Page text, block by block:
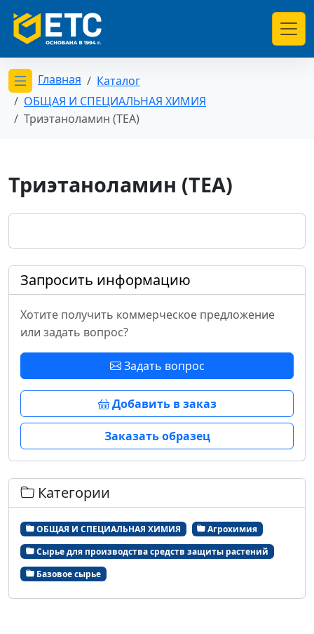
Открыть меню категорий
Главная
Каталог
ОБЩАЯ И СПЕЦИАЛЬНАЯ ХИМИЯ
Триэтаноламин (ТЕА)
Триэтаноламин (ТЕА)
Запросить информацию
Хотите получить коммерческое предложение
или задать вопрос?
Задать вопрос
Добавить в заказ
Заказать образец
Категории
ОБЩАЯ И СПЕЦИАЛЬНАЯ ХИМИЯ
Агрохимия
Сырье для производства средств защиты растений
Базовое сырье